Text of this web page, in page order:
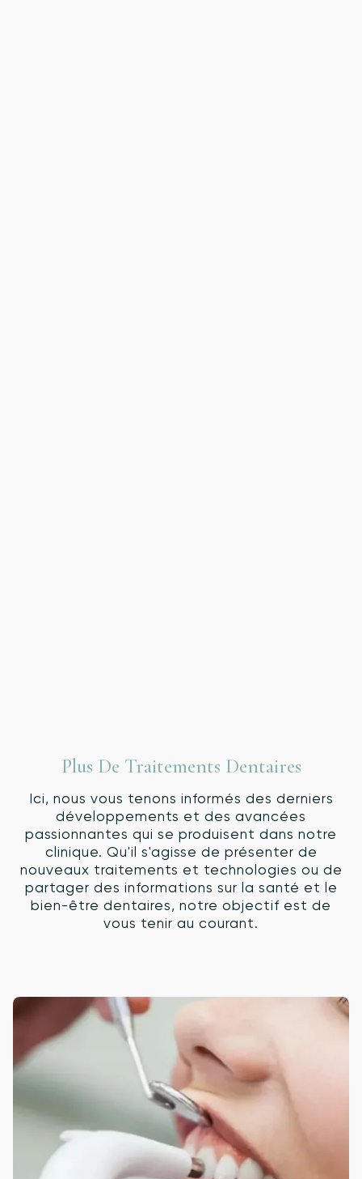
Plus De Traitements Dentaires
Ici, nous vous tenons informés des derniers
développements et des avancées
passionnantes qui se produisent dans notre
clinique. Qu'il s'agisse de présenter de
nouveaux traitements et technologies ou de
partager des informations sur la santé et le
bien-être dentaires, notre objectif est de
vous tenir au courant.